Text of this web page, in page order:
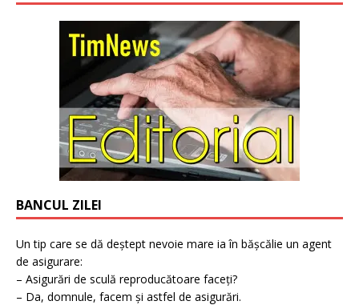
BANCUL ZILEI
Un tip care se dă deștept nevoie mare ia în bășcălie un agent
de asigurare:
– Asigurări de sculă reproducătoare faceți?
– Da, domnule, facem și astfel de asigurări.